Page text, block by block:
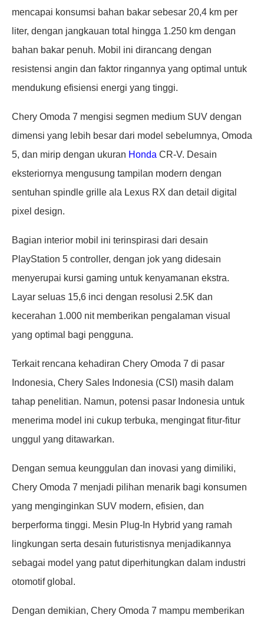
mencapai konsumsi bahan bakar sebesar 20,4 km per
liter, dengan jangkauan total hingga 1.250 km dengan
bahan bakar penuh. Mobil ini dirancang dengan
resistensi angin dan faktor ringannya yang optimal untuk
mendukung efisiensi energi yang tinggi.
Chery Omoda 7 mengisi segmen medium SUV dengan
dimensi yang lebih besar dari model sebelumnya, Omoda
5, dan mirip dengan ukuran Honda CR-V. Desain
eksteriornya mengusung tampilan modern dengan
sentuhan spindle grille ala Lexus RX dan detail digital
pixel design.
Bagian interior mobil ini terinspirasi dari desain
PlayStation 5 controller, dengan jok yang didesain
menyerupai kursi gaming untuk kenyamanan ekstra.
Layar seluas 15,6 inci dengan resolusi 2.5K dan
kecerahan 1.000 nit memberikan pengalaman visual
yang optimal bagi pengguna.
Terkait rencana kehadiran Chery Omoda 7 di pasar
Indonesia, Chery Sales Indonesia (CSI) masih dalam
tahap penelitian. Namun, potensi pasar Indonesia untuk
menerima model ini cukup terbuka, mengingat fitur-fitur
unggul yang ditawarkan.
Dengan semua keunggulan dan inovasi yang dimiliki,
Chery Omoda 7 menjadi pilihan menarik bagi konsumen
yang menginginkan SUV modern, efisien, dan
berperforma tinggi. Mesin Plug-In Hybrid yang ramah
lingkungan serta desain futuristisnya menjadikannya
sebagai model yang patut diperhitungkan dalam industri
otomotif global.
Dengan demikian, Chery Omoda 7 mampu memberikan